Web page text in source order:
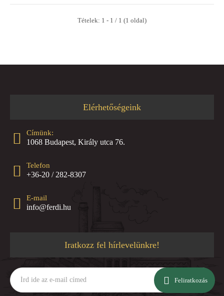
Tételek: 1 - 1 / 1 (1 oldal)
Elérhetőségeink
Címünk:
1068 Budapest, Király utca 76.
Telefon
+36-20 / 282-8307
E-mail
info@ferdi.hu
Iratkozz fel hírlevelünkre!
Írd
ide
az
Feliratkozás